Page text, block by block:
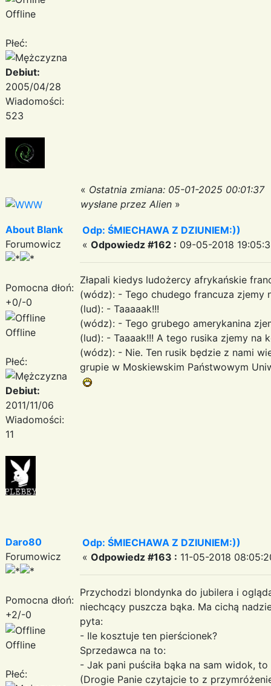
Offline
Płeć:
Debiut:
2005/04/28
Wiadomości:
523
« Ostatnia zmiana: 05-01-2025 00:01:37
wysłane przez Alien »
About Blank
Forumowicz
Pomocna dłoń:
+0/-0
Offline
Płeć:
Debiut:
2011/11/06
Wiadomości:
11
Odp: ŚMIECHAWA Z DZIUNIEM:))
« Odpowiedz #162 : 09-05-2018
Złapali kiedys ludożercy afrykańskie
(wódz): - Tego chudego francuza zjemy
(lud): - Taaaaak!!!
(wódz): - Tego grubego amerykanina
(lud): - Taaaak!!! A tego rusika zjemy na
(wódz): - Nie. Ten rusik będzie z nami
grupie w Moskiewskim Państwowym
Daro80
Forumowicz
Pomocna dłoń:
+2/-0
Offline
Płeć:
Odp: ŚMIECHAWA Z DZIUNIEM:))
« Odpowiedz #163 : 11-05-2018
Przychodzi blondynka do jubilera i
niechcący puszcza bąka. Ma cichą
pyta:
- Ile kosztuje ten pierścionek?
Sprzedawca na to:
- Jak pani puściła bąka na sam widok,
(Drogie Panie czytajcie to z